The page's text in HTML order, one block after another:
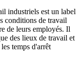
industriels est un label
conditions de travail
de leurs employés. Il
des lieux de travail et
temps d'arrêt